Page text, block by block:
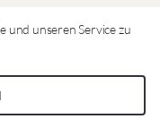
und unseren Service zu